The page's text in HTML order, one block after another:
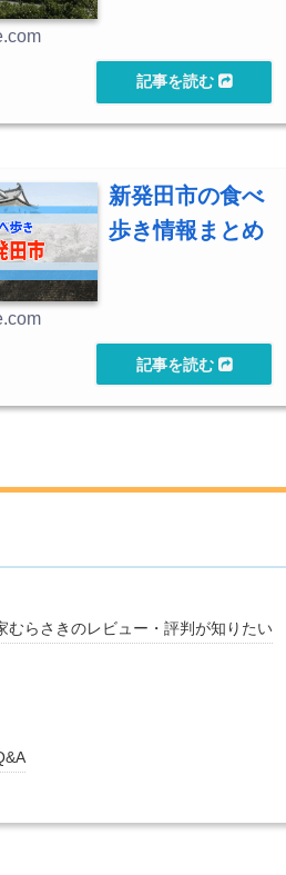
新発田市の食べ
歩き情報まとめ
むらさきのレビュー・評判が知りたい